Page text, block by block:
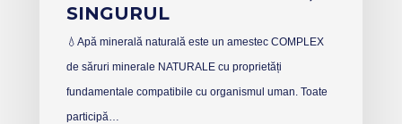
SINGURUL
💧Apă minerală naturală este un amestec COMPLEX
de săruri minerale NATURALE cu proprietăți
fundamentale compatibile cu organismul uman. Toate
participă…